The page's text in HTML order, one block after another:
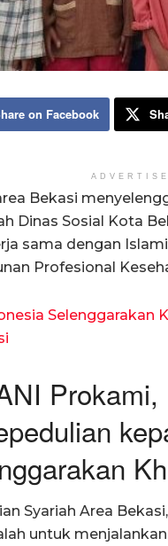
on Facebook
Bekasi
Dinas Sosial Kota
sama dengan
Profesional
Selenggarakan
Syariah Area
untuk